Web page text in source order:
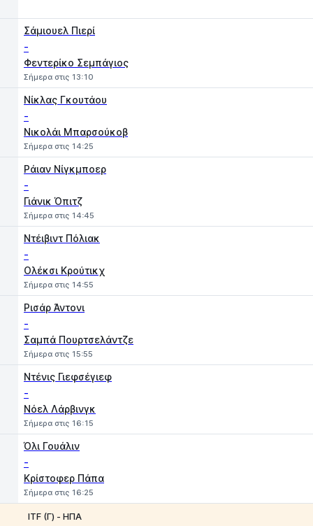
Σάμιουελ Πιερί
-
Φεντερίκο Σεμπάγιος
Σήμερα στις 13:10
Νίκλας Γκουτάου
-
Νικολάι Μπαρσούκοβ
Σήμερα στις 14:25
Ράιαν Νίγκμποερ
-
Γιάνικ Όπιτζ
Σήμερα στις 14:45
Ντέιβιντ Πόλιακ
-
Ολέκσι Κρούτικχ
Σήμερα στις 14:55
Ρισάρ Άντονι
-
Σαμπά Πουρτσελάντζε
Σήμερα στις 15:55
Ντένις Γιεφσέγιεφ
-
Νόελ Λάρβινγκ
Σήμερα στις 16:15
Όλι Γουάλιν
-
Κρίστοφερ Πάπα
Σήμερα στις 16:25
ITF (Γ) - ΗΠΑ